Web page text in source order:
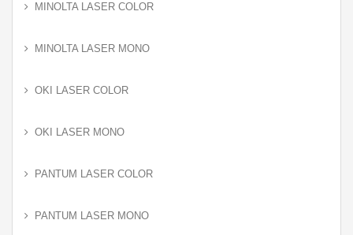
MINOLTA LASER COLOR
MINOLTA LASER MONO
OKI LASER COLOR
OKI LASER MONO
PANTUM LASER COLOR
PANTUM LASER MONO